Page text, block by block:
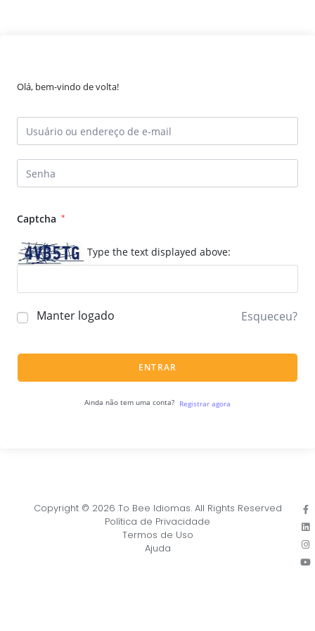
Olá, bem-vindo de volta!
Captcha *
Type the text displayed above:
Manter logado Esqueceu?
ENTRAR
Ainda não tem uma conta? Registrar agora
Copyright © 2026 To Bee Idiomas. All Rights Reserved
Política de Privacidade
Termos de Uso
Ajuda